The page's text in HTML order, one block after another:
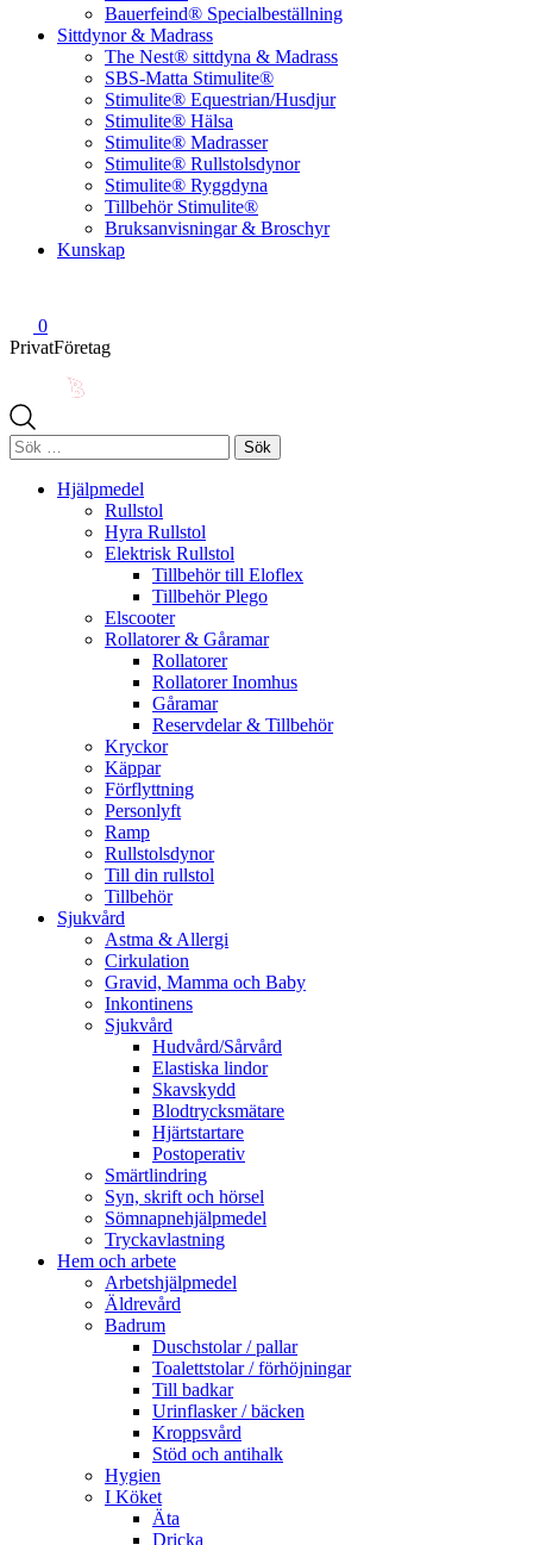
Bauerfeind® Specialbeställning
Sittdynor & Madrass
The Nest® sittdyna & Madrass
SBS-Matta Stimulite®
Stimulite® Equestrian/Husdjur
Stimulite® Hälsa
Stimulite® Madrasser
Stimulite® Rullstolsdynor
Stimulite® Ryggdyna
Tillbehör Stimulite®
Bruksanvisningar & Broschyr
Kunskap
0
PrivatFöretag
Sök
efter:
Hjälpmedel
Rullstol
Hyra Rullstol
Elektrisk Rullstol
Tillbehör till Eloflex
Tillbehör Plego
Elscooter
Rollatorer & Gåramar
Rollatorer
Rollatorer Inomhus
Gåramar
Reservdelar & Tillbehör
Kryckor
Käppar
Förflyttning
Personlyft
Ramp
Rullstolsdynor
Till din rullstol
Tillbehör
Sjukvård
Astma & Allergi
Cirkulation
Gravid, Mamma och Baby
Inkontinens
Sjukvård
Hudvård/Sårvård
Elastiska lindor
Skavskydd
Blodtrycksmätare
Hjärtstartare
Postoperativ
Smärtlindring
Syn, skrift och hörsel
Sömnapnehjälpmedel
Tryckavlastning
Hem och arbete
Arbetshjälpmedel
Äldrevård
Badrum
Duschstolar / pallar
Toalettstolar / förhöjningar
Till badkar
Urinflasker / bäcken
Kroppsvård
Stöd och antihalk
Hygien
I Köket
Äta
Dricka